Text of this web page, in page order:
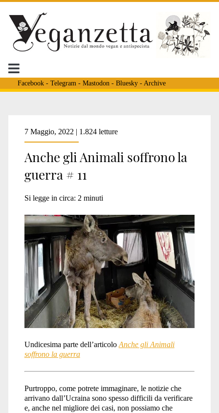
Facebook- Telegram - Mastodon - Bluesky- Archive
Tag:
<span>gatti
ucraina</span>
7 Maggio, 2022 | 1.824 letture
Anche gli Animali soffrono la
guerra # 11
Si legge in circa: 2 minuti
Undicesima parte dell’articolo Anche gli Animali
soffrono la guerra
Purtroppo, come potrete immaginare, le notizie che
arrivano dall’Ucraina sono spesso difficili da verificare
e, anche nel migliore dei casi, non possiamo che